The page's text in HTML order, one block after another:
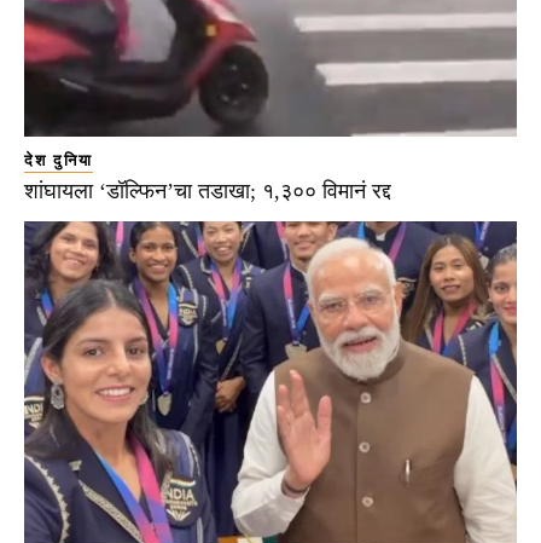
देश दुनिया
शांघायला ‘डॉल्फिन’चा तडाखा; १,३०० विमानं रद्द